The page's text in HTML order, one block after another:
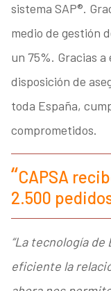
sistema SAP®.
medio de gestión
un 75%. Gracias
disposición de
toda España,
comprometidos.
CAPSA
2.500
“La tecnología de
eficiente la